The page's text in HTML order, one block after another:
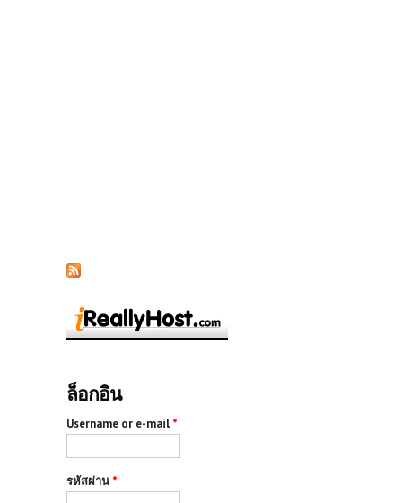
ล็อกอิน
Username or e-mail *
รหัสผ่าน *